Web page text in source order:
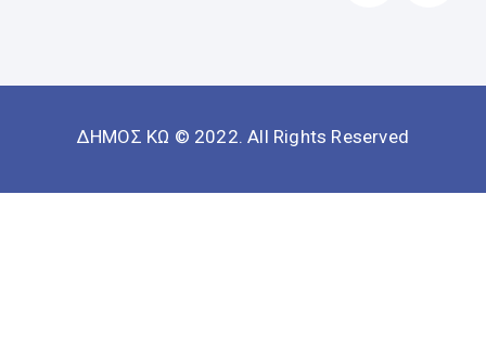
ΔΗΜΟΣ ΚΩ © 2022. All Rights Reserved